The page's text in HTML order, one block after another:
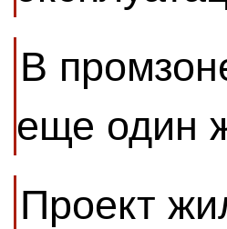
В
еще один
Проект